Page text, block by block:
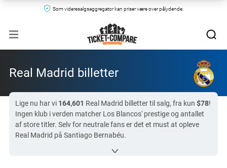
Som videresalgsaggregator kan priser være over pålydende.
Real Madrid billetter
Lige nu har vi 164,601 Real Madrid billetter til salg, fra kun $78!
Ingen klub i verden matcher Los Blancos' prestige og antallet
af store titler. Selv for neutrale fans er det et must at opleve
Real Madrid på Santiago Bernabéu.